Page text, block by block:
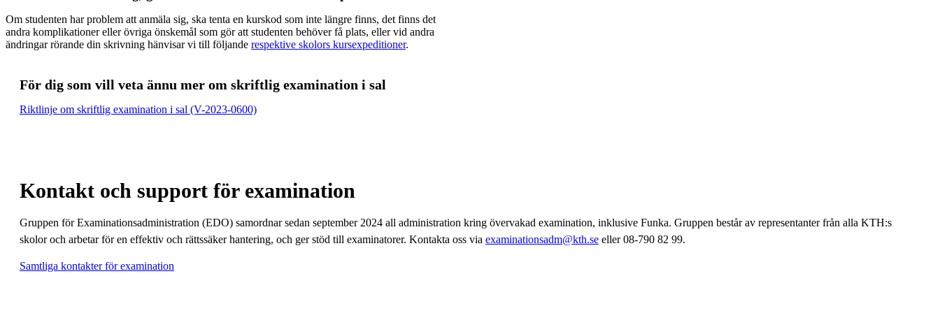
Om studenten har problem att anmäla sig, ska tenta en kurskod som inte längre finns, det finns det
andra komplikationer eller övriga önskemål som gör att studenten behöver få plats, eller vid andra
ändringar rörande din skrivning hänvisar vi till följande respektive skolors kursexpeditioner.
För dig som vill veta ännu mer om skriftlig examination i sal
Riktlinje om skriftlig examination i sal (V-2023-0600)
Kontakt och support för examination
Gruppen för Examinationsadministration (EDO) samordnar sedan september 2024 all administration kring övervakad examination, inklusive Funka. Gruppen består av representanter från alla KTH:s
skolor och arbetar för en effektiv och rättssäker hantering, och ger stöd till examinatorer. Kontakta oss via examinationsadm@kth.se eller 08-790 82 99.
Samtliga kontakter för examination